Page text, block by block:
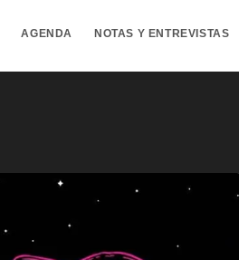
AGENDA NOTAS Y ENTREVISTAS